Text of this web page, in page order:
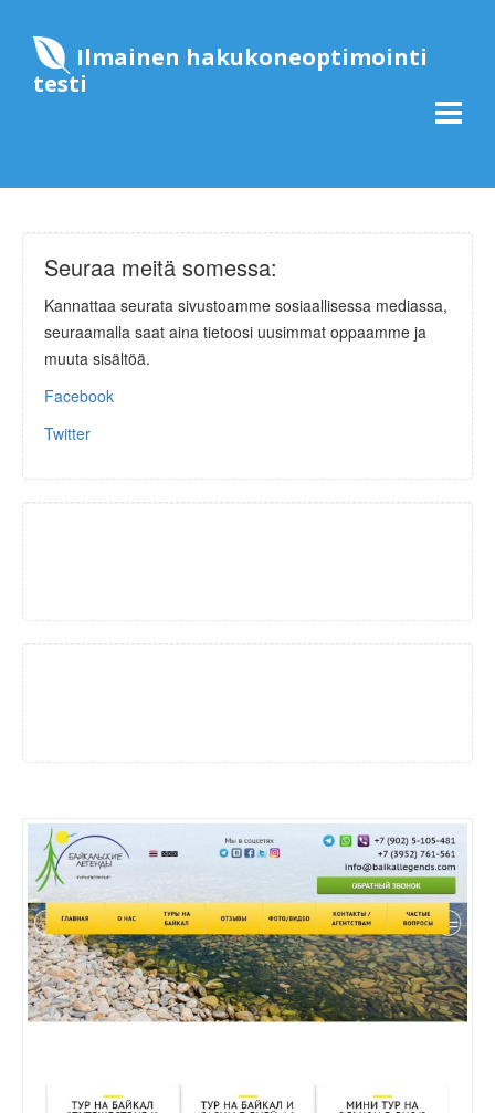
Ilmainen hakukoneoptimointi
testi
Seuraa meitä somessa:
Kannattaa seurata sivustoamme sosiaallisessa mediassa,
seuraamalla saat aina tietoosi uusimmat oppaamme ja
muuta sisältöä.
Facebook
Twitter